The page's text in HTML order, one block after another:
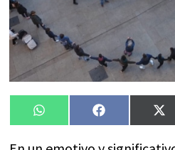
Compartir
en
WhatsAppCompartir
en
FacebookX